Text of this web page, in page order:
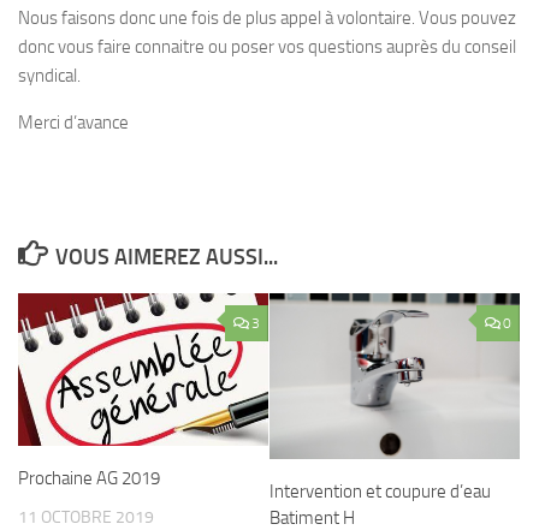
Nous faisons donc une fois de plus appel à volontaire. Vous pouvez
donc vous faire connaitre ou poser vos questions auprès du conseil
syndical.
Merci d’avance
VOUS AIMEREZ AUSSI...
3
Prochaine AG 2019
11 OCTOBRE 2019
0
Intervention et coupure d’eau
Batiment H